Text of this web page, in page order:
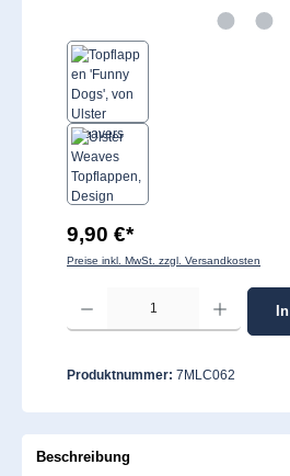
9,90 €*
Preise inkl. MwSt. zzgl. Versandkosten
Produkt Anzahl: Gib den gewünschten
Produktnummer: 7MLC062
Beschreibung